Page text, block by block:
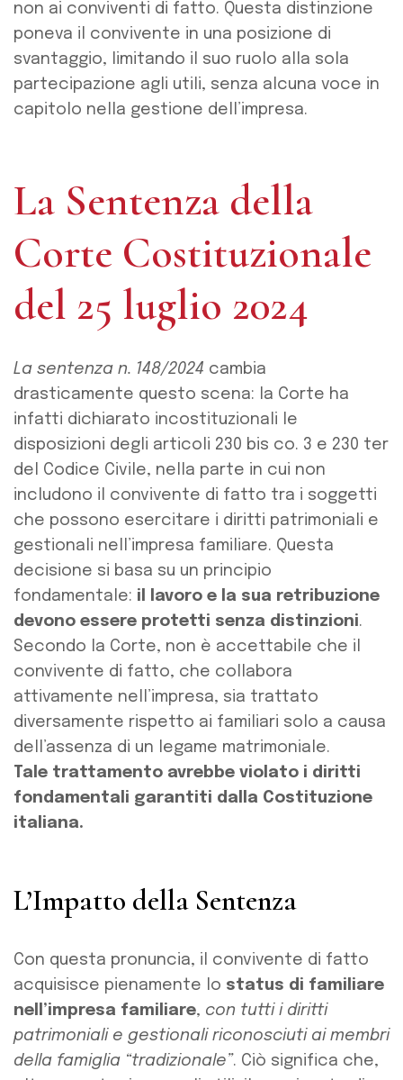
non ai conviventi di fatto. Questa distinzione
poneva il convivente in una posizione di
svantaggio, limitando il suo ruolo alla sola
partecipazione agli utili, senza alcuna voce in
capitolo nella gestione dell’impresa.
La Sentenza della
Corte Costituzionale
del 25 luglio 2024
La sentenza n. 148/2024 cambia
drasticamente questo scena: la Corte ha
infatti dichiarato incostituzionali le
disposizioni degli articoli 230 bis co. 3 e 230 ter
del Codice Civile, nella parte in cui non
includono il convivente di fatto tra i soggetti
che possono esercitare i diritti patrimoniali e
gestionali nell’impresa familiare. Questa
decisione si basa su un principio
fondamentale: il lavoro e la sua retribuzione
devono essere protetti senza distinzioni.
Secondo la Corte, non è accettabile che il
convivente di fatto, che collabora
attivamente nell’impresa, sia trattato
diversamente rispetto ai familiari solo a causa
dell’assenza di un legame matrimoniale.
Tale trattamento avrebbe violato i diritti
fondamentali garantiti dalla Costituzione
italiana.
L’Impatto della Sentenza
Con questa pronuncia, il convivente di fatto
acquisisce pienamente lo status di familiare
nell’impresa familiare, con tutti i diritti
patrimoniali e gestionali riconosciuti ai membri
della famiglia “tradizionale”. Ciò significa che,